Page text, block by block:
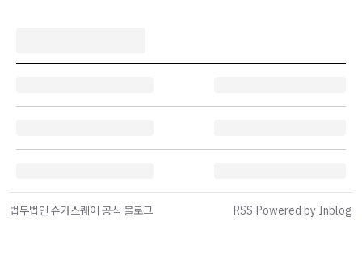
법무법인 슈가스퀘어 공식 블로그 RSS·Powered by Inblog